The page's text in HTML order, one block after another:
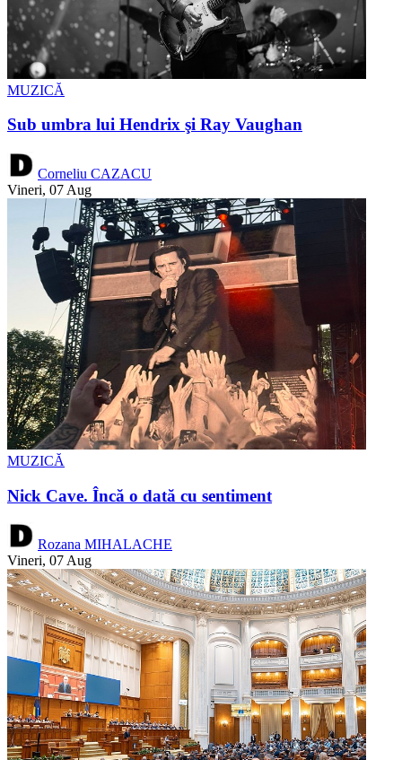
MUZICĂ
Sub umbra lui Hendrix şi Ray Vaughan
Corneliu CAZACU
Vineri, 07 Aug
MUZICĂ
Nick Cave. Încă o dată cu sentiment
Rozana MIHALACHE
Vineri, 07 Aug